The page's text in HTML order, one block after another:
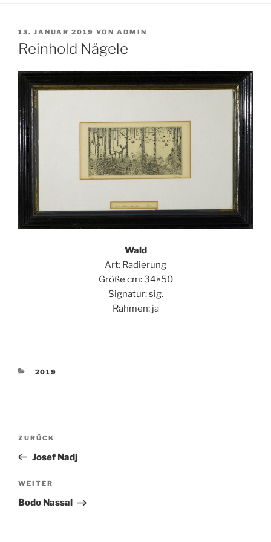
VERÖFFENTLICHT
AM
13. JANUAR 2019 VON ADMIN
Reinhold Nägele
Wald
Art: Radierung
Größe cm: 34×50
Signatur: sig.
Rahmen: ja
KATEGORIEN
2019
Beitragsnavigation
Vorheriger
Beitrag
ZURÜCK
Josef Nadj
Nächster
Beitrag
WEITER
Bodo Nassal